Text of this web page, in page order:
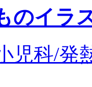
のイラ
児科/